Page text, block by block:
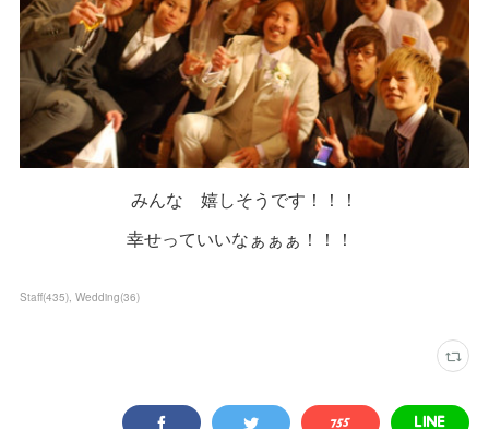
みんな 嬉しそうです！！！
幸せっていいなぁぁぁ！！！
Staff(435) Wedding(36)